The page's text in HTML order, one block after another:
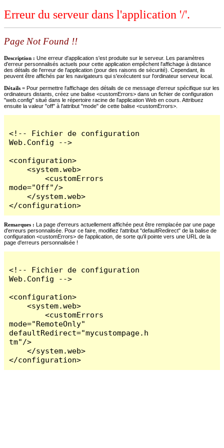
Erreur du serveur dans l'application '/'.
Page Not Found !!
Description : Une erreur d'application s'est produite sur le serveur. Les paramètres
d'erreur personnalisés actuels pour cette application empêchent l'affichage à distance
des détails de l'erreur de l'application (pour des raisons de sécurité). Cependant, ils
peuvent être affichés par les navigateurs qui s'exécutent sur l'ordinateur serveur local.
Détails = Pour permettre l'affichage des détails de ce message d'erreur spécifique sur les
ordinateurs distants, créez une balise <customErrors> dans un fichier de configuration
"web.config" situé dans le répertoire racine de l'application Web en cours. Attribuez
ensuite la valeur "off" à l'attribut "mode" de cette balise <customErrors>.
<!-- Fichier de configuration
Web.Config -->
<configuration>
    <system.web>
        <customErrors
mode="Off"/>
    </system.web>
</configuration>
Remarques : La page d'erreurs actuellement affichée peut être remplacée par une page
d'erreurs personnalisée. Pour ce faire, modifiez l'attribut "defaultRedirect" de la balise de
configuration <customErrors> de l'application, de sorte qu'il pointe vers une URL de la
page d'erreurs personnalisée !
<!-- Fichier de configuration
Web.Config -->
<configuration>
    <system.web>
        <customErrors
mode="RemoteOnly"
defaultRedirect="mycustompage.h
tm"/>
    </system.web>
</configuration>